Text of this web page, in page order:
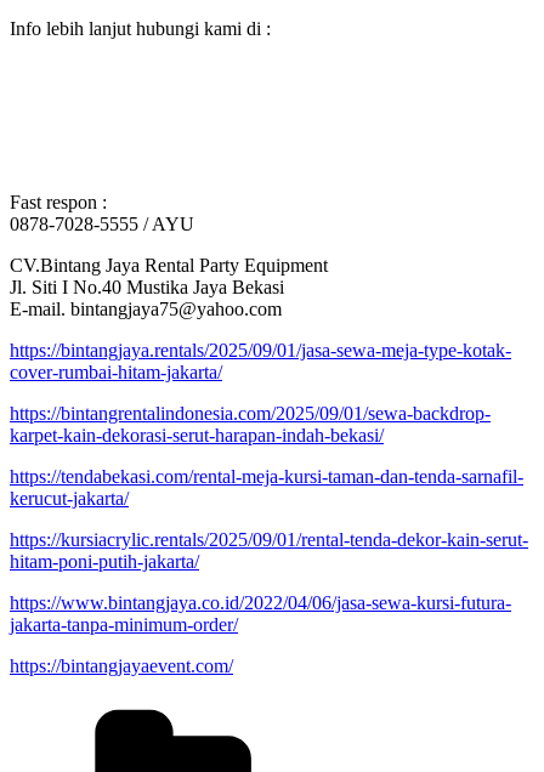
Info lebih lanjut hubungi kami di :
Fast respon :
0878-7028-5555 / AYU
CV.Bintang Jaya Rental Party Equipment
Jl. Siti I No.40 Mustika Jaya Bekasi
E-mail. bintangjaya75@yahoo.com
https://bintangjaya.rentals/2025/09/01/jasa-sewa-meja-type-kotak-
cover-rumbai-hitam-jakarta/
https://bintangrentalindonesia.com/2025/09/01/sewa-backdrop-
karpet-kain-dekorasi-serut-harapan-indah-bekasi/
https://tendabekasi.com/rental-meja-kursi-taman-dan-tenda-sarnafil-
kerucut-jakarta/
https://kursiacrylic.rentals/2025/09/01/rental-tenda-dekor-kain-serut-
hitam-poni-putih-jakarta/
https://www.bintangjaya.co.id/2022/04/06/jasa-sewa-kursi-futura-
jakarta-tanpa-minimum-order/
https://bintangjayaevent.com/